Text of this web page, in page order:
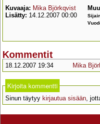
Kuvaaja: Mika Björkqvist
Lisätty: 14.12.2007 00:00
Kommentit
18.12.2007 19:34 Mika
Kirjoita kommentti
Sinun täytyy kirjautua sisään,